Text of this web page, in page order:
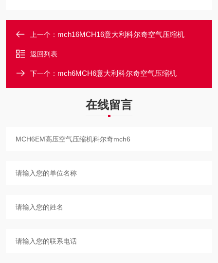
上一个： mch16MCH16意大利科尔奇空气压缩机
返回列表
下一个： mch6MCH6意大利科尔奇空气压缩机
在线留言